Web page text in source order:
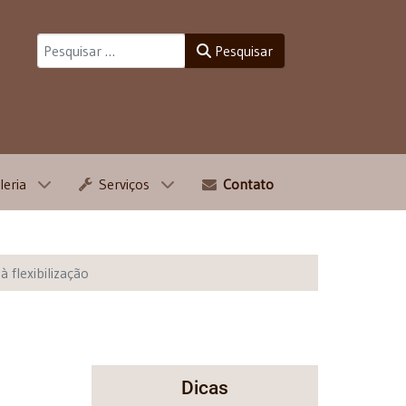
Pesquisar
Serviços Contato
flexibilização
Dicas